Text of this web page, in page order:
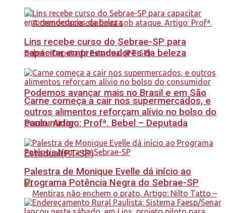
Podemos avançar mais no Brasil e em São
Paulo. Artigo: Profª. Bebel – Deputada
Estadual(PT-SP)
Lins recebe curso do Sebrae-SP para
capacitar empreendedores da beleza
Carne começa a cair nos supermercados, e
outros alimentos reforçam alívio no bolso do
consumidor
Palestra de Monique Evelle dá início ao
Programa Potência Negra do Sebrae-SP